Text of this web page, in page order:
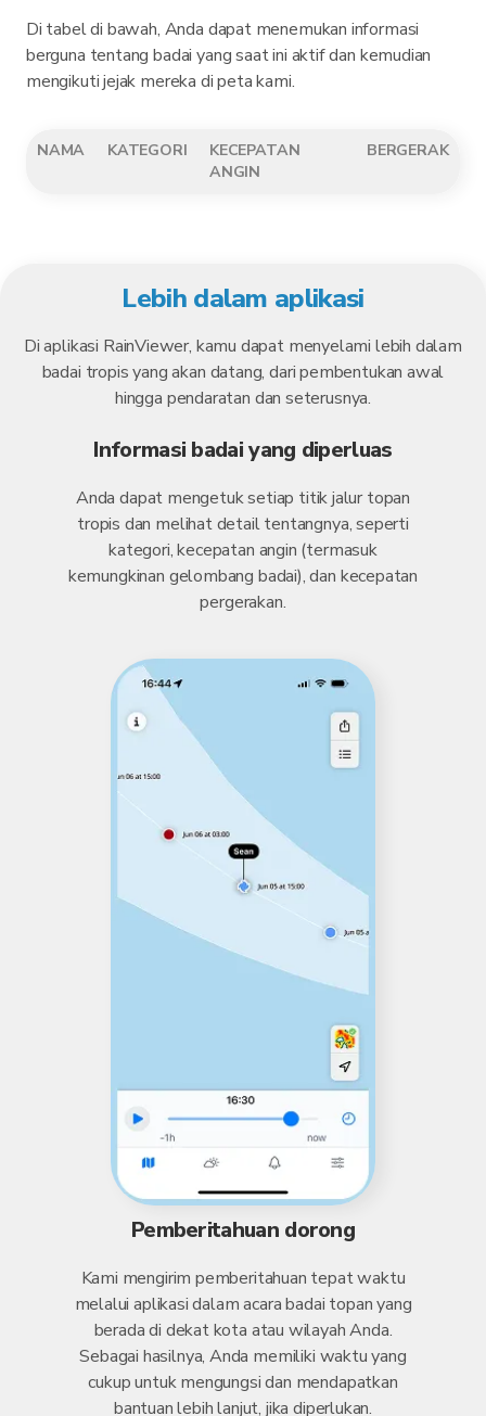
Di tabel di bawah, Anda dapat menemukan informasi
berguna tentang badai yang saat ini aktif dan kemudian
mengikuti jejak mereka di peta kami.
NAMA KATEGORI
KECEPATAN
ANGIN
BERGERAK
Lebih dalam aplikasi
Di aplikasi RainViewer, kamu dapat menyelami lebih dalam
badai tropis yang akan datang, dari pembentukan awal
hingga pendaratan dan seterusnya.
Informasi badai yang diperluas
Anda dapat mengetuk setiap titik jalur topan
tropis dan melihat detail tentangnya, seperti
kategori, kecepatan angin (termasuk
kemungkinan gelombang badai), dan kecepatan
pergerakan.
Pemberitahuan dorong
Kami mengirim pemberitahuan tepat waktu
melalui aplikasi dalam acara badai topan yang
berada di dekat kota atau wilayah Anda.
Sebagai hasilnya, Anda memiliki waktu yang
cukup untuk mengungsi dan mendapatkan
bantuan lebih lanjut, jika diperlukan.